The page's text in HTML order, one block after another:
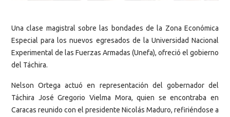
Una clase magistral sobre las bondades de la Zona Económica
Especial para los nuevos egresados de la Universidad Nacional
Experimental de las Fuerzas Armadas (Unefa), ofreció el gobierno
del Táchira.
Nelson Ortega actuó en representación del gobernador del
Táchira José Gregorio Vielma Mora, quien se encontraba en
Caracas reunido con el presidente Nicolás Maduro, refiriéndose a